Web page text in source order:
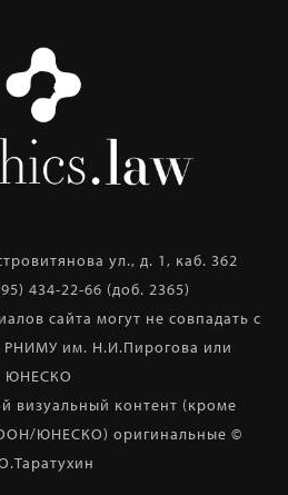
ул., д. 1, каб. 362
434-22-66 (доб. 2365)
сайта могут не совпадать с
РНИМУ им. Н.И.Пирогова или
ЮНЕСКО
визуальный контент (кроме
ЮНЕСКО) оригинальные ©